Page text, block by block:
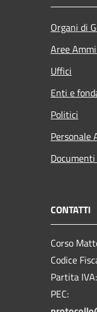
Organi di
Aree
Uffici
Enti e
Politici
Personale
CONTATTI
Corso
Codice
Partita
PEC: